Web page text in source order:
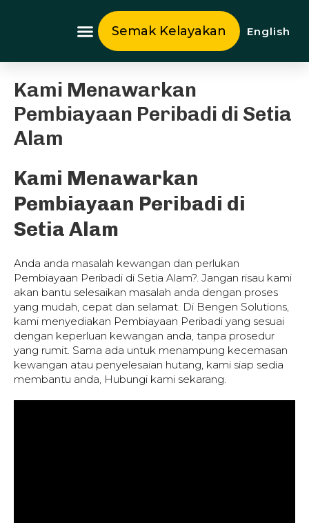
Semak Kelayakan English
Kami Menawarkan
Pembiayaan Peribadi di Setia
Alam
Kami Menawarkan
Pembiayaan Peribadi di
Setia Alam
Anda anda masalah kewangan dan perlukan
Pembiayaan Peribadi di Setia Alam?. Jangan risau kami
akan bantu selesaikan masalah anda dengan proses
yang mudah, cepat dan selamat. Di Bengen Solutions,
kami menyediakan Pembiayaan Peribadi yang sesuai
dengan keperluan kewangan anda, tanpa prosedur
yang rumit. Sama ada untuk menampung kecemasan
kewangan atau penyelesaian hutang, kami siap sedia
membantu anda, Hubungi kami sekarang.